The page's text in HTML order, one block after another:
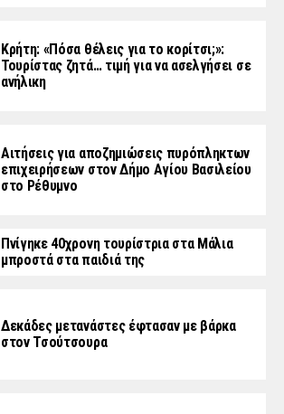
Κρήτη: «Πόσα θέλεις για το κορίτσι;»:
Τουρίστας ζητά… τιμή για να ασελγήσει σε
ανήλικη
Αιτήσεις για αποζημιώσεις πυρόπληκτων
επιχειρήσεων στον Δήμο Αγίου Βασιλείου
στο Ρέθυμνο
Πνίγηκε 40χρονη τουρίστρια στα Μάλια
μπροστά στα παιδιά της
Δεκάδες μετανάστες έφτασαν με βάρκα
στον Τσούτσουρα